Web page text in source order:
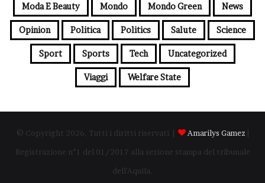
Moda E Beauty Mondo Mondo Green News
Opinion Politica Politics Salute Science
Sport Sports Tech Uncategorized
Viaggi Welfare State
© Copyright 2026, Tutti i diritti riservati | Amarilys Gamez
Registrazione n°1 del 01/2017 alla sezione stampa del tribunale
dell'Aquila.